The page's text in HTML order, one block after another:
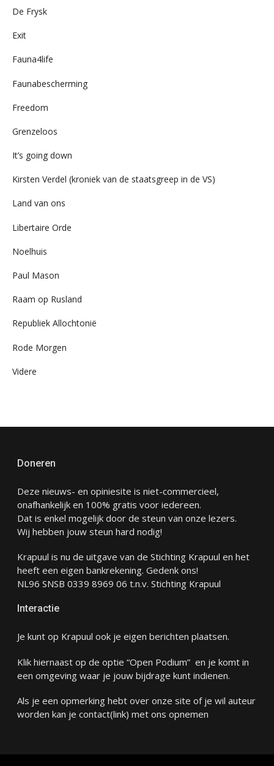
De Frysk
Exit
Fauna4life
Faunabescherming
Freedom
Grenzeloos
It’s going down
Kirsten Verdel (kroniek van de staatsgreep in de VS)
Land van ons
Libertaire Orde
Noelhuis
Paul Mason
Raam op Rusland
Republiek Allochtonië
Rode Morgen
Videre
Doneren
Deze nieuws- en opiniesite is niet-commercieel,
onafhankelijk en 100% gratis voor iedereen.
Dat is enkel mogelijk door de steun van onze lezers.
Wij hebben jouw steun hard nodig!
Krapuul is nu de uitgave van de Stichting Krapuul en het
heeft een eigen bankrekening. Gedenk ons!
NL96 SNSB 0339 8969 06 t.n.v. Stichting Krapuul
Interactie
Je kunt op Krapuul ook je eigen berichten plaatsen.
Klik hiernaast op de optie “Open Podium” en je komt in
een omgeving waar je jouw bijdrage kunt indienen.
Als je een opmerking hebt over onze site of je wil auteur
worden kan je contact(link) met ons opnemen